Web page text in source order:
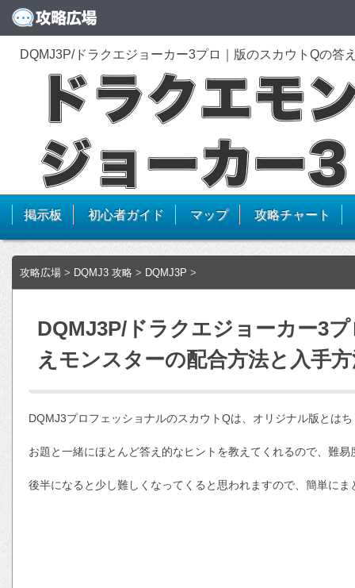
DQMJ3P/ドラクエジョーカー3プロ｜版のスカウトQの答
掲示板 初心者ガイド マップ 攻略チャート
攻略広場 > DQMJ3 攻略 > DQMJ3P >
DQMJ3P/ドラクエジョーカー3
えモンスターの配合方法と入手
DQMJ3プロフェッショナルのスカウトQは、オリジナル版とは
お題と一緒にほとんど答え的なヒントを教えてくれるので、難易
後半になると少し難しくなってくると思われますので、簡単にま